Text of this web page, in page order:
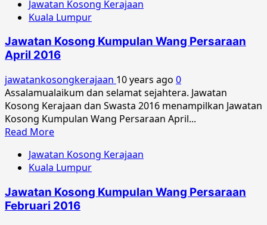
about
Jawatan
Kumpulan
Wang
Ogos
2016
Jawatan Kosong Kerajaan
Kuala Lumpur
Jawatan Kosong Kumpulan Wang Persaraan
April 2016
jawatankosongkerajaan 10 years ago 0
Assalamualaikum dan selamat sejahtera. Jawatan
Kosong Kerajaan dan Swasta 2016 menampilkan Jawatan
Kosong Kumpulan Wang Persaraan April...
Read MoreRead
about
Jawatan
Kumpulan
Wang
Jawatan Kosong Kerajaan
Kuala Lumpur
Jawatan Kosong Kumpulan Wang Persaraan
Februari 2016